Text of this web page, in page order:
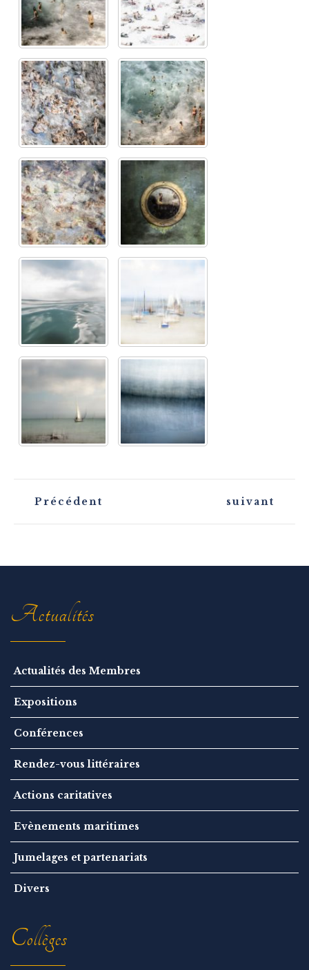
v
t
Précédent suivant
Actualités
Actualités des Membres
Expositions
Conférences
Rendez-vous littéraires
Actions caritatives
Evènements maritimes
Jumelages et partenariats
Divers
Collèges